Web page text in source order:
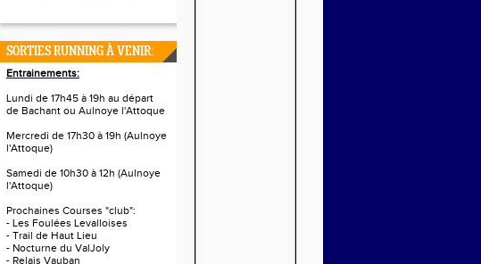
SORTIES RUNNING À VENIR:
Entrainements:
Lundi de 17h45 à 19h au départ
de Bachant ou Aulnoye l'Attoque
Mercredi de 17h30 à 19h (Aulnoye
l'Attoque)
Samedi de 10h30 à 12h (Aulnoye
l'Attoque)
Prochaines Courses "club":
- Les Foulées Levalloises
- Trail de Haut Lieu
- Nocturne du ValJoly
- Relais Vauban